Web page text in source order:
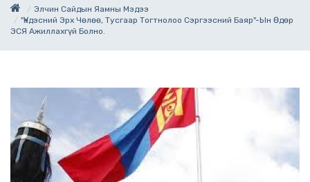
Элчин Сайдын Яамны Мэдээ
"Үндэсний Эрх Чөлөө, Тусгаар Тогтнолоо Сэргээсний Баяр"-Ын Өдөр
ЭСЯ Ажиллахгүй Болно.